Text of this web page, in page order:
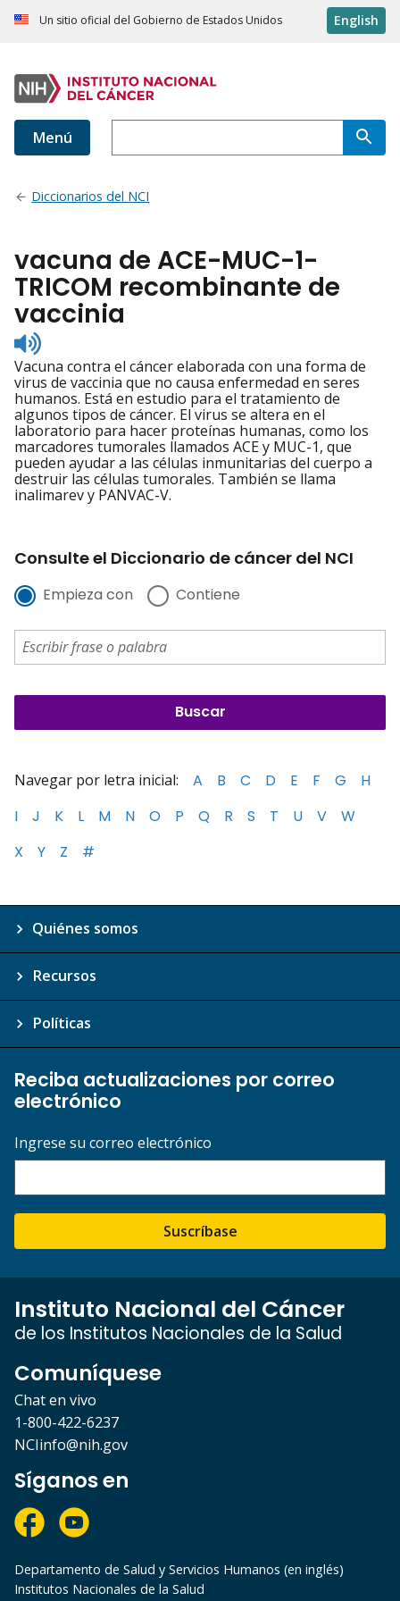
Un sitio oficial del Gobierno de Estados Unidos English
Menú
Diccionarios del NCI
vacuna de ACE-MUC-1-
TRICOM recombinante de
vaccinia
Listen
to
pronunciation
Vacuna contra el cáncer elaborada con una forma de
virus de vaccinia que no causa enfermedad en seres
humanos. Está en estudio para el tratamiento de
algunos tipos de cáncer. El virus se altera en el
laboratorio para hacer proteínas humanas, como los
marcadores tumorales llamados ACE y MUC-1, que
pueden ayudar a las células inmunitarias del cuerpo a
destruir las células tumorales. También se llama
inalimarev y PANVAC-V.
Consulte el Diccionario de cáncer del NCI
Empieza con Contiene
Navegar por letra inicial: A B C D E F G
H
I
J K L M N O P Q R S T U V
W
X
Y Z #
Quiénes somos
Recursos
Políticas
Reciba actualizaciones por correo
electrónico
Ingrese su correo electrónico
Suscríbase
Instituto Nacional del Cáncer
de los Institutos Nacionales de la Salud
Comuníquese
Chat en vivo
1-800-422-6237
NCIinfo@nih.gov
Síganos en
Departamento de Salud y Servicios Humanos (en inglés)
Institutos Nacionales de la Salud